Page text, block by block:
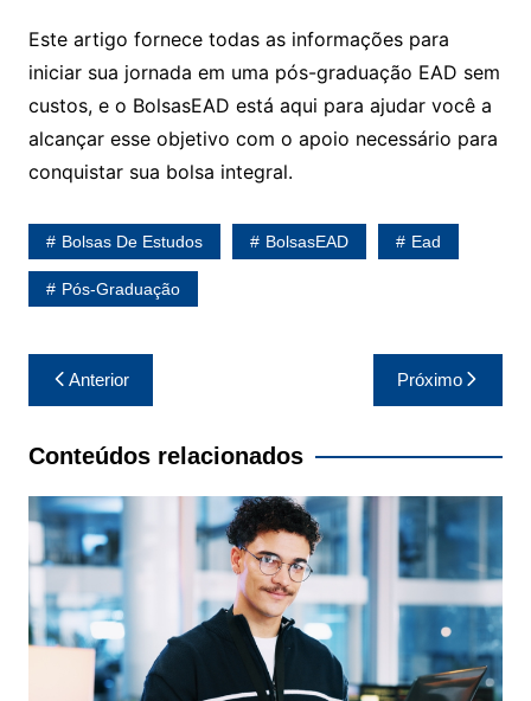
Este artigo fornece todas as informações para
iniciar sua jornada em uma pós-graduação EAD sem
custos, e o BolsasEAD está aqui para ajudar você a
alcançar esse objetivo com o apoio necessário para
conquistar sua bolsa integral.
Bolsas De Estudos BolsasEAD Ead
Pós-Graduação
Navegação
de
Post
Anterior Próximo
Conteúdos relacionados